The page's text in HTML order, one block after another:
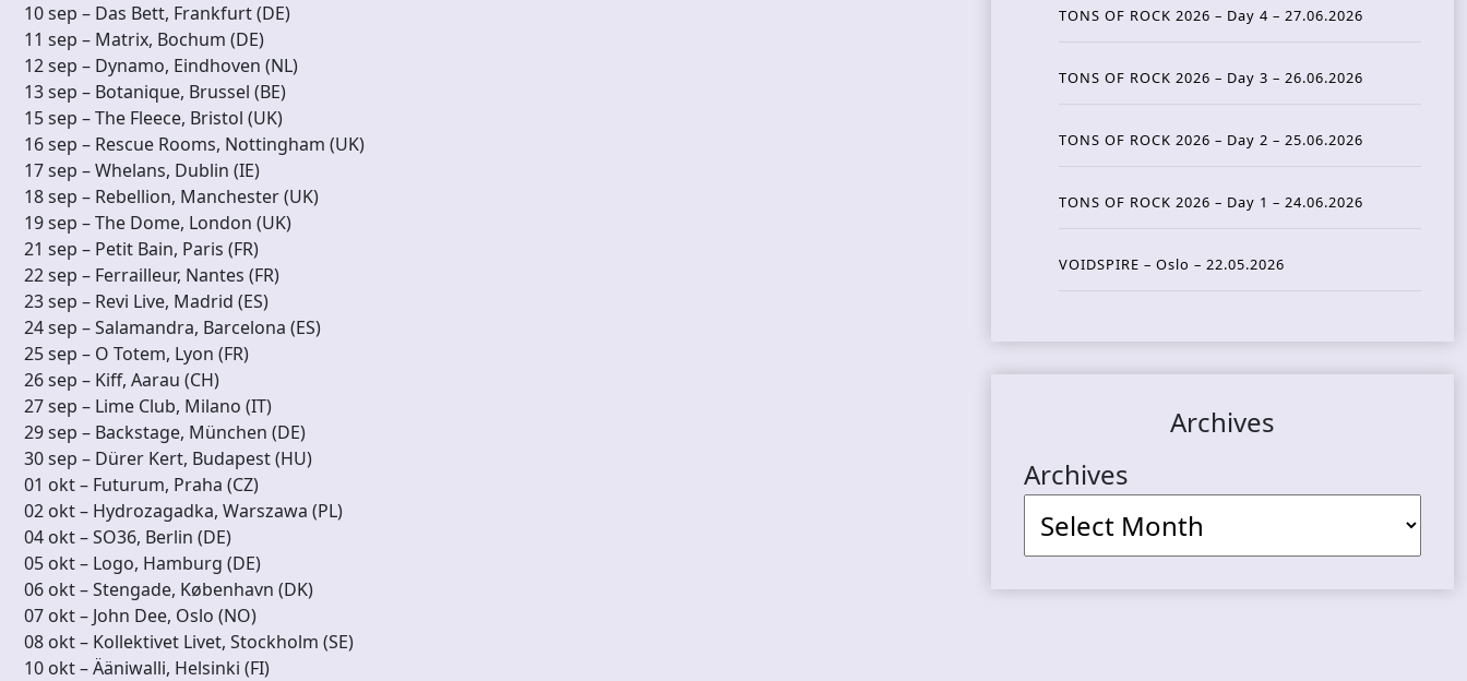
10 sep – Das Bett, Frankfurt (DE)
11 sep – Matrix, Bochum (DE)
12 sep – Dynamo, Eindhoven (NL)
13 sep – Botanique, Brussel (BE)
15 sep – The Fleece, Bristol (UK)
16 sep – Rescue Rooms, Nottingham (UK)
17 sep – Whelans, Dublin (IE)
18 sep – Rebellion, Manchester (UK)
19 sep – The Dome, London (UK)
21 sep – Petit Bain, Paris (FR)
22 sep – Ferrailleur, Nantes (FR)
23 sep – Revi Live, Madrid (ES)
24 sep – Salamandra, Barcelona (ES)
25 sep – O Totem, Lyon (FR)
26 sep – Kiff, Aarau (CH)
27 sep – Lime Club, Milano (IT)
29 sep – Backstage, München (DE)
30 sep – Dürer Kert, Budapest (HU)
01 okt – Futurum, Praha (CZ)
02 okt – Hydrozagadka, Warszawa (PL)
04 okt – SO36, Berlin (DE)
05 okt – Logo, Hamburg (DE)
06 okt – Stengade, København (DK)
07 okt – John Dee, Oslo (NO)
08 okt – Kollektivet Livet, Stockholm (SE)
10 okt – Ääniwalli, Helsinki (FI)
TONS OF ROCK 2026 – Day 4 – 27.06.2026
TONS OF ROCK 2026 – Day 3 – 26.06.2026
TONS OF ROCK 2026 – Day 2 – 25.06.2026
TONS OF ROCK 2026 – Day 1 – 24.06.2026
VOIDSPIRE – Oslo – 22.05.2026
Archives
Archives